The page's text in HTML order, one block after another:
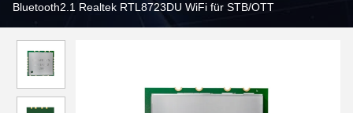
Bluetooth2.1 Realtek RTL8723DU WiFi für STB/OTT